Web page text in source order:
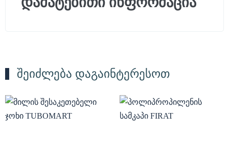
შეიძლება დაგაინტერესოთ